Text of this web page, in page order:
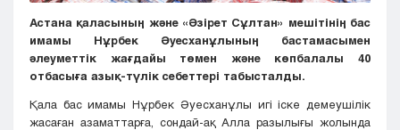
Астана қаласының және «Әзірет Сұлтан» мешітінің бас
имамы Нұрбек Әуесханұлының бастамасымен
әлеуметтік жағдайы төмен және көпбалалы 40
отбасыға азық-түлік себеттері табысталды.
Қала бас имамы Нұрбек Әуесханұлы игі іске демеушілік
жасаған азаматтарға, сондай-ақ Алла разылығы жолында